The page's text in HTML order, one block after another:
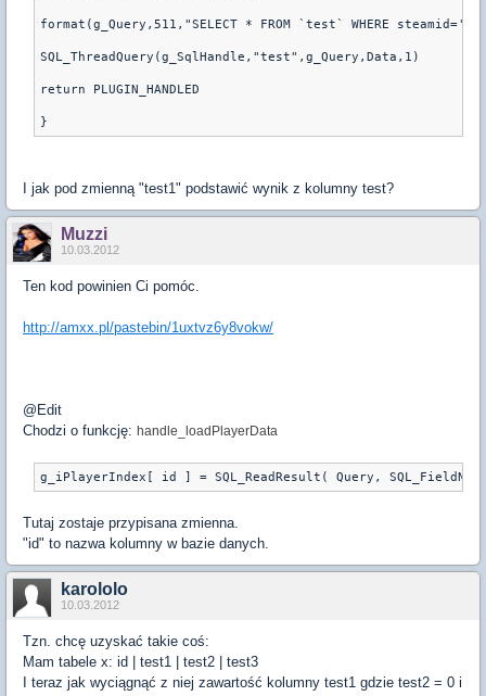
format(g_Query,511,"SELECT * FROM `test` WHERE
SQL_ThreadQuery(g_SqlHandle,"test",g_Query,Data,1)
return PLUGIN_HANDLED
I jak pod zmienną "test1" podstawić wynik z kolumny test?
Muzzi
10.03.2012
Ten kod powinien Ci pomóc.
http://amxx.pl/pastebin/1uxtvz6y8vokw/
@Edit
Chodzi o funkcję: handle_loadPlayerData
Tutaj zostaje przypisana zmienna.
"id" to nazwa kolumny w bazie danych.
karololo
10.03.2012
Tzn. chcę uzyskać takie coś:
Mam tabele x: id | test1 | test2 | test3
I teraz jak wyciągnąć z niej zawartość kolumny test1 gdzie test2 = 0 i